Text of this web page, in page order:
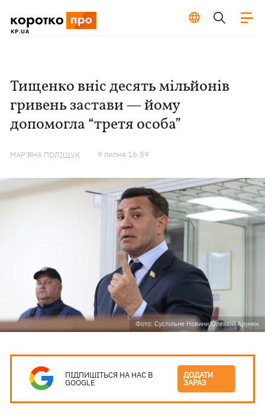
Тищенко вніс десять мільйонів
гривень застави — йому
допомогла “третя особа”
МАР'ЯНА ПОЛІЩУК 9 липня 16:59
Фото: Суспільне Новини/Олексій Арунян
ПІДПИШІТЬСЯ НА НАС В
GOOGLE
ДОДАТИ
ЗАРАЗ